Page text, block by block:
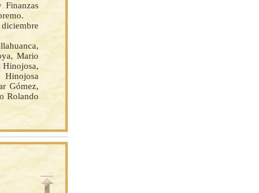
Finanzas
Mario
Hinojosa,
Gómez,
Rolando